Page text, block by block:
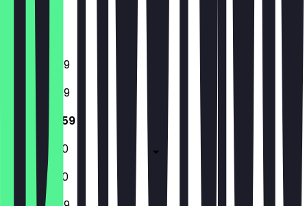
Closed
16:30 - 23:59
16:30 - 23:59
16:30 - 23:59
16:30 - 01:00
16:30 - 01:00